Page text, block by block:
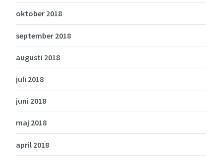
oktober 2018
september 2018
augusti 2018
juli 2018
juni 2018
maj 2018
april 2018